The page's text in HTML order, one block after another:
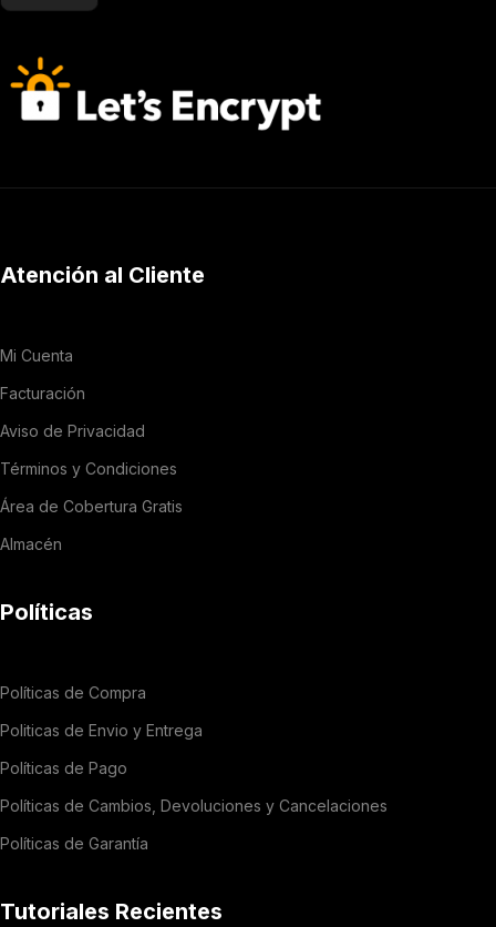
Atención al Cliente
Mi Cuenta
Facturación
Aviso de Privacidad
Términos y Condiciones
Área de Cobertura Gratis
Almacén
Políticas
Políticas de Compra
Politicas de Envio y Entrega
Políticas de Pago
Políticas de Cambios, Devoluciones y Cancelaciones
Políticas de Garantía
Tutoriales Recientes